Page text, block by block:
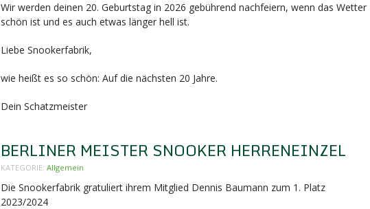
Wir werden deinen 20. Geburtstag in 2026 gebührend nachfeiern, wenn das Wetter
schön ist und es auch etwas länger hell ist.
Liebe Snookerfabrik,
wie heißt es so schön: Auf die nächsten 20 Jahre.
Dein Schatzmeister
BERLINER MEISTER SNOOKER HERRENEINZEL
KATEGORIE: Allgemein
Die Snookerfabrik gratuliert ihrem Mitglied Dennis Baumann zum 1. Platz
2023/2024